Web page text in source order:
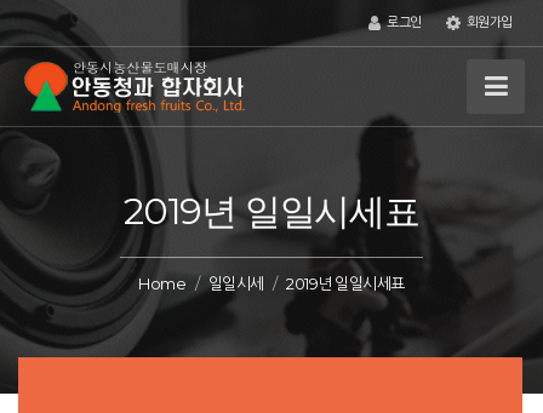
로그인 회원가입
2019년 일일시세표
Home 일일시세 2019년 일일시세표